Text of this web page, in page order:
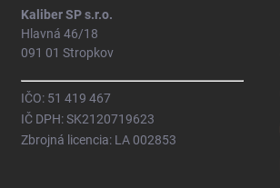
Kaliber SP s.r.o.
Hlavná 46/18
091 01 Stropkov
IČO: 51 419 467
IČ DPH: SK2120719623
Zbrojná licencia: LA 002853